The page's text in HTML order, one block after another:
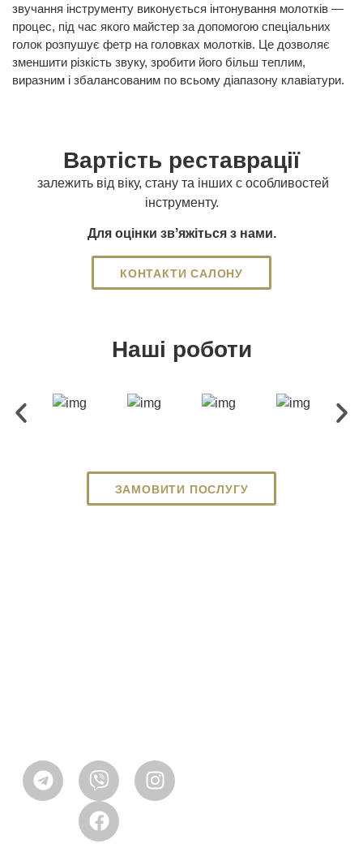
звучання інструменту виконується інтонування молотків —
процес, під час якого майстер за допомогою спеціальних
голок розпушує фетр на головках молотків. Це дозволяє
зменшити різкість звуку, зробити його більш теплим,
виразним і збалансованим по всьому діапазону клавіатури.
Вартість реставрації
залежить від віку, стану та інших с особливостей
інструменту.
Для оцінки звʼяжіться з нами.
КОНТАКТИ САЛОНУ
Наші роботи
ЗАМОВИТИ ПОСЛУГУ